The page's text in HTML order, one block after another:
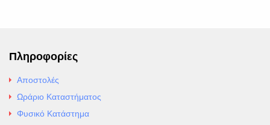
Πληροφορίες
Αποστολές
Ωράριο Καταστήματος
Φυσικό Κατάστημα